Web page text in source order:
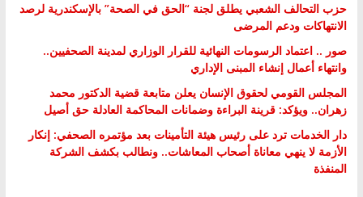
حزب التحالف الشعبي يطلق لجنة “الحق في الصحة” بالإسكندرية لرصد
الانتهاكات ودعم المرضى
صور .. اعتماد الرسومات النهائية للقرار الوزاري لمدينة الصحفيين..
وانتهاء أعمال إنشاء المبنى الإداري
المجلس القومي لحقوق الإنسان يعلن متابعة قضية الدكتور محمد
زهران.. ويؤكد: قرينة البراءة وضمانات المحاكمة العادلة حق أصيل
دار الخدمات ترد على رئيس هيئة التأمينات بعد مؤتمره الصحفي: إنكار
الأزمة لا ينهي معاناة أصحاب المعاشات.. ونطالب بكشف الشركة
المنفذة